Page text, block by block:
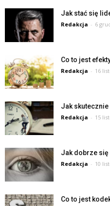
Jak stać się
Redakcja - 6
Co to jest
Redakcja - 16
Jak
Redakcja - 15
Jak dobrze
Redakcja - 10
Co to jest